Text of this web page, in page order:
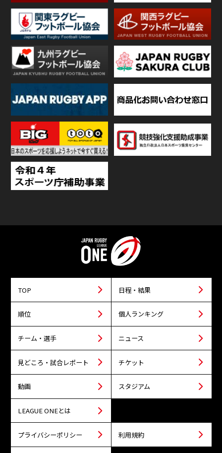
TOP 日程・結果
順位 個人ランキング
チーム・選手 ニュース
見どころ・試合レポート チケット
動画 スタジアム
LEAGUE ONEとは
プライバシーポリシー 利用規約